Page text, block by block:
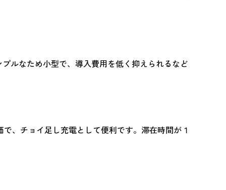
ルなため小型で、導入費用を低く抑えられるなど
、チョイ足し充電として便利です。滞在時間が１